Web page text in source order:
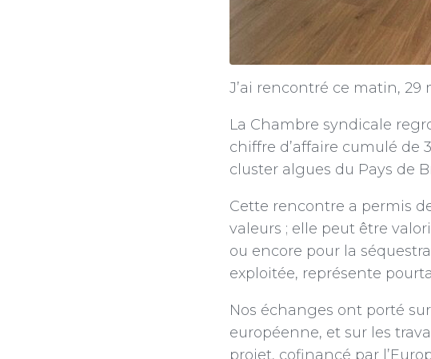
J’ai rencontré ce matin, 29
La Chambre syndicale
chiffre d’affaire cumulé de
cluster algues du Pays de
Cette rencontre a permis
valeurs ; elle peut être
ou encore pour la
exploitée, représente
Nos échanges ont porté
européenne, et sur les
projet, cofinancé par